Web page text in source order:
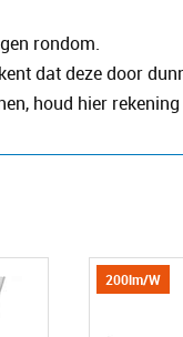
rondom.
dat deze door
houd hier rekening
200lm/W